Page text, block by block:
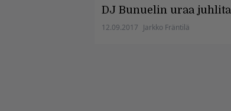
DJ Bunuelin uraa
12.09.2017 Jarkko Fräntilä